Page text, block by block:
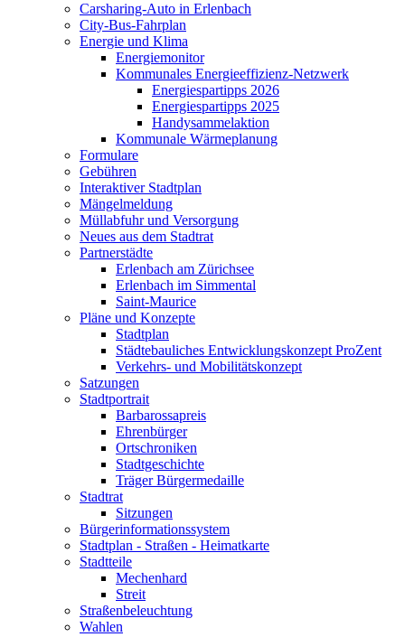
Carsharing-Auto in Erlenbach
City-Bus-Fahrplan
Energie und Klima
Energiemonitor
Kommunales Energieeffizienz-Netzwerk
Energiespartipps 2026
Energiespartipps 2025
Handysammelaktion
Kommunale Wärmeplanung
Formulare
Gebühren
Interaktiver Stadtplan
Mängelmeldung
Müllabfuhr und Versorgung
Neues aus dem Stadtrat
Partnerstädte
Erlenbach am Zürichsee
Erlenbach im Simmental
Saint-Maurice
Pläne und Konzepte
Stadtplan
Städtebauliches Entwicklungskonzept ProZent
Verkehrs- und Mobilitätskonzept
Satzungen
Stadtportrait
Barbarossapreis
Ehrenbürger
Ortschroniken
Stadtgeschichte
Träger Bürgermedaille
Stadtrat
Sitzungen
Bürgerinformationssystem
Stadtplan - Straßen - Heimatkarte
Stadtteile
Mechenhard
Streit
Straßenbeleuchtung
Wahlen